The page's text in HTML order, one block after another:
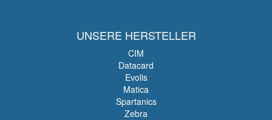
UNSERE HERSTELLER
CIM
Datacard
Evolis
Matica
Spartanics
Zebra